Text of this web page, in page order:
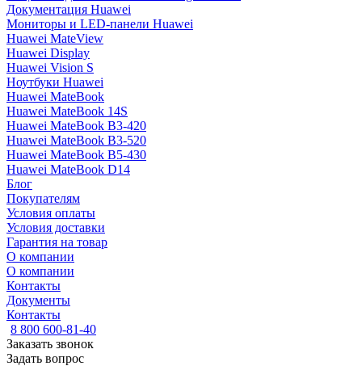
Документация Huawei
Мониторы и LED-панели Huawei
Huawei MateView
Huawei Display
Huawei Vision S
Ноутбуки Huawei
Huawei MateBook
Huawei MateBook 14S
Huawei MateBook B3-420
Huawei MateBook B3-520
Huawei MateBook B5-430
Huawei MateBook D14
Блог
Покупателям
Условия оплаты
Условия доставки
Гарантия на товар
О компании
О компании
Контакты
Документы
Контакты
8 800 600-81-40
Заказать звонок
Задать вопрос